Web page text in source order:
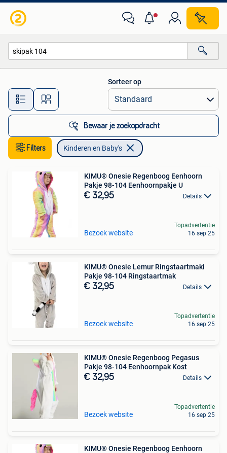
Alle afstanden…
Sorteer op
Bewaar je zoekopdracht
Filters Kinderen en Baby's
KIMU® Onesie Regenboog Eenhoorn
Pakje 98-104 Eenhoornpakje U
€ 32,95 Details
Bezoek website
Topadvertentie
16 sep 25
KIMU® Onesie Lemur Ringstaartmaki
Pakje 98-104 Ringstaartmak
€ 32,95 Details
Bezoek website
Topadvertentie
16 sep 25
KIMU® Onesie Regenboog Pegasus
Pakje 98-104 Eenhoornpak Kost
€ 32,95 Details
Bezoek website
Topadvertentie
16 sep 25
KIMU® Onesie Regenboog Eenhoorn